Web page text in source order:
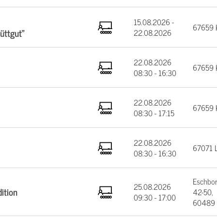
15.08.2026 -
22.08.2026
67659
22.08.2026
08:30 - 16:30
67659
22.08.2026
08:30 - 17:15
67659
22.08.2026
08:30 - 16:30
67071
25.08.2026
09:30 - 17:00
42-50,
60489